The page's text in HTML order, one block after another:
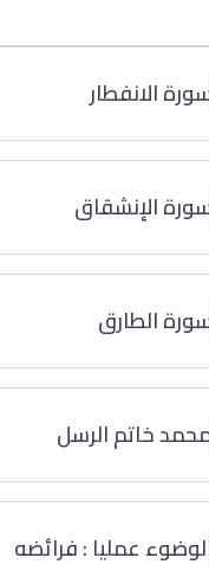
الانفطار
الإنشقاق
الطارق
خاتم الرسل
عمليا : فرائضه